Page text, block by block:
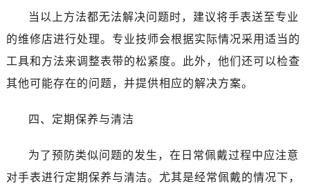
当以上方法都无法解决问题时，建议将手表送至专业
的维修店进行处理。专业技师会根据实际情况采用适当的
工具和方法来调整表带的松紧度。此外，他们还可以检查
其他可能存在的问题，并提供相应的解决方案。
四、定期保养与清洁
为了预防类似问题的发生，在日常佩戴过程中应注意
对手表进行定期保养与清洁。尤其是经常佩戴的情况下，